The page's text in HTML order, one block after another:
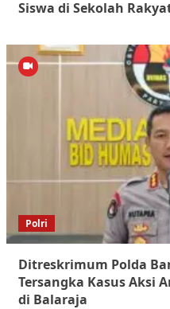
Siswa di Sekolah
Polri
Ditreskrimum Polda
Tersangka Kasus Aksi
di Balaraja